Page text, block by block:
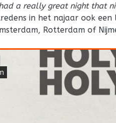
a really great night that
in het najaar ook
Rotterdam of